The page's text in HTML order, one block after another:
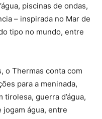
piscinas de ondas,
– inspirada no Mar de
tipo no mundo, entre
o Thermas conta com
para a meninada,
guerra d’água,
jogam água, entre